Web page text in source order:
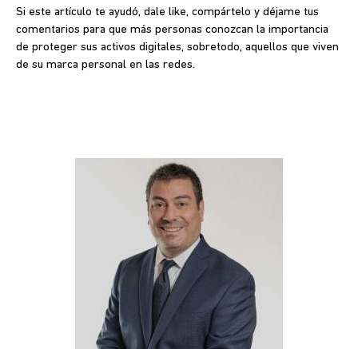
Si este artículo te ayudó, dale like, compártelo y déjame tus
comentarios para que más personas conozcan la importancia
de proteger sus activos digitales, sobretodo, aquellos que viven
de su marca personal en las redes.